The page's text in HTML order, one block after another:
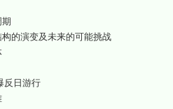
的演变及未来的可能挑战
反日游行